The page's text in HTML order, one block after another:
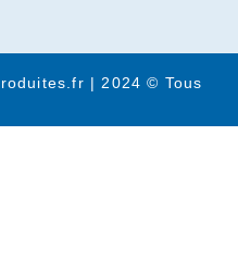
| 2024 © Tous